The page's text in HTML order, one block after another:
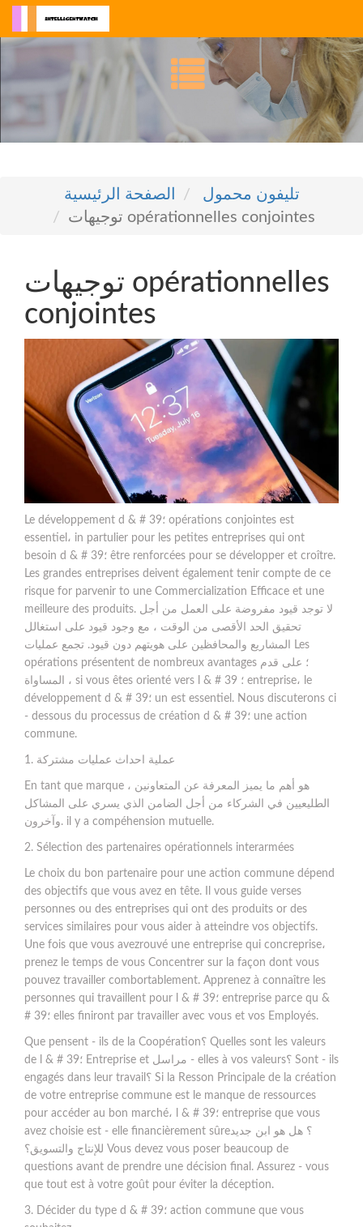
الصفحة الرئيسية
تليفون محمول
توجيهات opérationnelles conjointes
توجيهات opérationnelles
conjointes
Le développement d & # 39؛ opérations conjointes est
essentiel، in partulier pour les petites entreprises qui ont
besoin d & # 39؛ être renforcées pour se développer et croître.
Les grandes entreprises deivent également tenir compte de ce
risque for parvenir to une Commercialization Efficace et une
meilleure des produits. لا توجد قيود مفروضة على العمل من أجل
تحقيق الحد الأقصى من الوقت ، مع وجود قيود على استغالل
المشاريع والمحافظين على هويتهم دون قيود. تجمع عمليات Les
opérations présentent de nombreux avantages ؛ على قدم
المساواة ، si vous êtes orienté vers l & # 39 ؛ entreprise، le
développement d & # 39؛ un est essentiel. Nous discuterons ci
- dessous du processus de création d & # 39؛ une action
commune.
1. عملية احداث عمليات مشتركة
En tant que marque ، هو أهم ما يميز المعرفة عن المتعاونين
الطليعيين في الشركاء من أجل الضامن الذي يسري على المشاكل
وآخرون. il y a compéhension mutuelle.
2. Sélection des partenaires opérationnels interarmées
Le choix du bon partenaire pour une action commune dépend
des objectifs que vous avez en tête. Il vous guide verses
personnes ou des entreprises qui ont des produits or des
services similaires pour vous aider à atteindre vos objectifs.
Une fois que vous avezrouvé une entreprise qui concreprise،
prenez le temps de vous Concentrer sur la façon dont vous
pouvez travailler combortablement. Apprenez à connaître les
personnes qui travaillent pour l & # 39؛ entreprise parce qu &
# 39؛ elles finiront par travailler avec vous et vos Employés.
Que pensent - ils de la Coopération؟ Quelles sont les valeurs
de l & # 39؛ Entreprise et مراسل - elles à vos valeurs؟ Sont - ils
engagés dans leur travail؟ Si la Resson Principale de la création
de votre entreprise commune est le manque de ressources
pour accéder au bon marché، l & # 39؛ entreprise que vous
avez choisie est - elle financièrement sûre؟ هل هو ابن جديد
للإنتاج والتسويق؟ Vous devez vous poser beaucoup de
questions avant de prendre une décision final. Assurez - vous
que tout est à votre goût pour éviter la déception.
3. Décider du type d & # 39؛ action commune que vous